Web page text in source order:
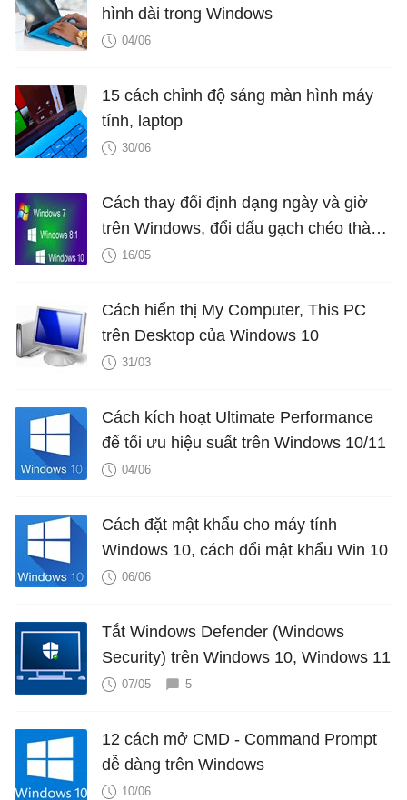
hình dài trong Windows
04/06
15 cách chỉnh độ sáng màn hình máy
tính, laptop
30/06
Cách thay đổi định dạng ngày và giờ
trên Windows, đổi dấu gạch chéo thành
dấu chấm
16/05
Cách hiển thị My Computer, This PC
trên Desktop của Windows 10
31/03
Cách kích hoạt Ultimate Performance
để tối ưu hiệu suất trên Windows 10/11
04/06
Cách đặt mật khẩu cho máy tính
Windows 10, cách đổi mật khẩu Win 10
06/06
Tắt Windows Defender (Windows
Security) trên Windows 10, Windows 11
07/05 5
12 cách mở CMD - Command Prompt
dễ dàng trên Windows
10/06